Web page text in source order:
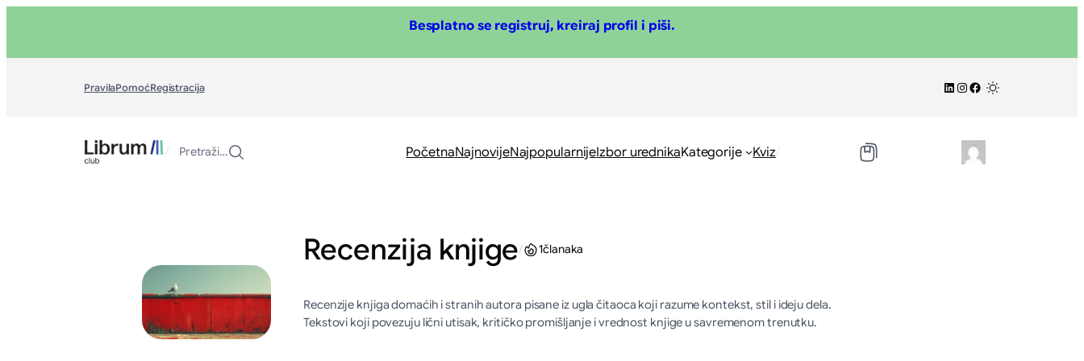
sadržaj
Besplatno se registruj, kreiraj profil i piši.
PravilaPomoćRegistracija LinkedIn
Instagram
Facebook
/ Pretraži… PočetnaNajnovijeNajpopularnijeIzbor urednikaKategorije Kviz/
Recenzija knjige/ 1članaka
Recenzije knjiga domaćih i stranih autora pisane iz ugla čitaoca koji razume kontekst, stil i ideju dela.
Tekstovi koji povezuju lični utisak, kritičko promišljanje i vrednost knjige u savremenom trenutku.